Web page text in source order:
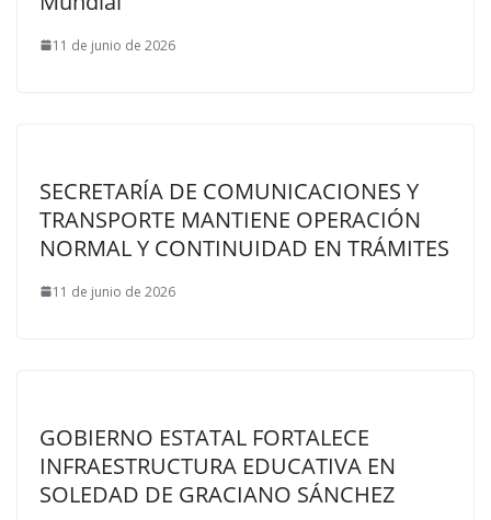
11 de junio de 2026
SECRETARÍA DE COMUNICACIONES Y
TRANSPORTE MANTIENE OPERACIÓN
NORMAL Y CONTINUIDAD EN TRÁMITES
11 de junio de 2026
GOBIERNO ESTATAL FORTALECE
INFRAESTRUCTURA EDUCATIVA EN
SOLEDAD DE GRACIANO SÁNCHEZ